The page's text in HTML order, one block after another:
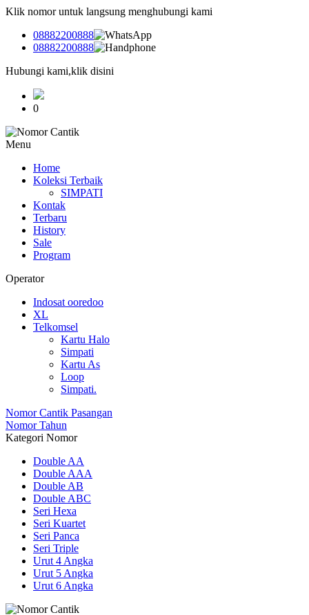
Klik nomor untuk langsung menghubungi kami
08882200888
08882200888
Hubungi kami,klik disini
0
Menu
Home
Koleksi Terbaik
SIMPATI
Kontak
Terbaru
History
Sale
Program
Operator
Indosat ooredoo
XL
Telkomsel
Kartu Halo
Simpati
Kartu As
Loop
Simpati.
Nomor Cantik Pasangan
Nomor Tahun
Kategori Nomor
Double AA
Double AAA
Double AB
Double ABC
Seri Hexa
Seri Kuartet
Seri Panca
Seri Triple
Urut 4 Angka
Urut 5 Angka
Urut 6 Angka